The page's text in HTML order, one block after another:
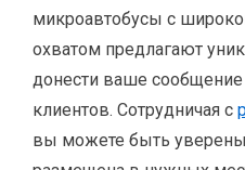
микроавтобусы с
охватом предлагают
донести ваше
клиентов. Сотрудничая с
вы можете быть